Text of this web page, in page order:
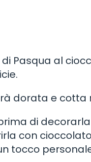
Pasqua al
dorata e cotta
di
con
tocco